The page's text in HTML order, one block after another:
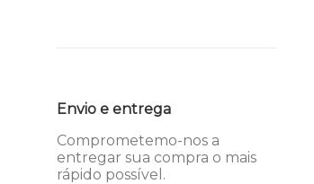
Envio e entrega
Comprometemo-nos a
entregar sua compra o mais
rápido possível.